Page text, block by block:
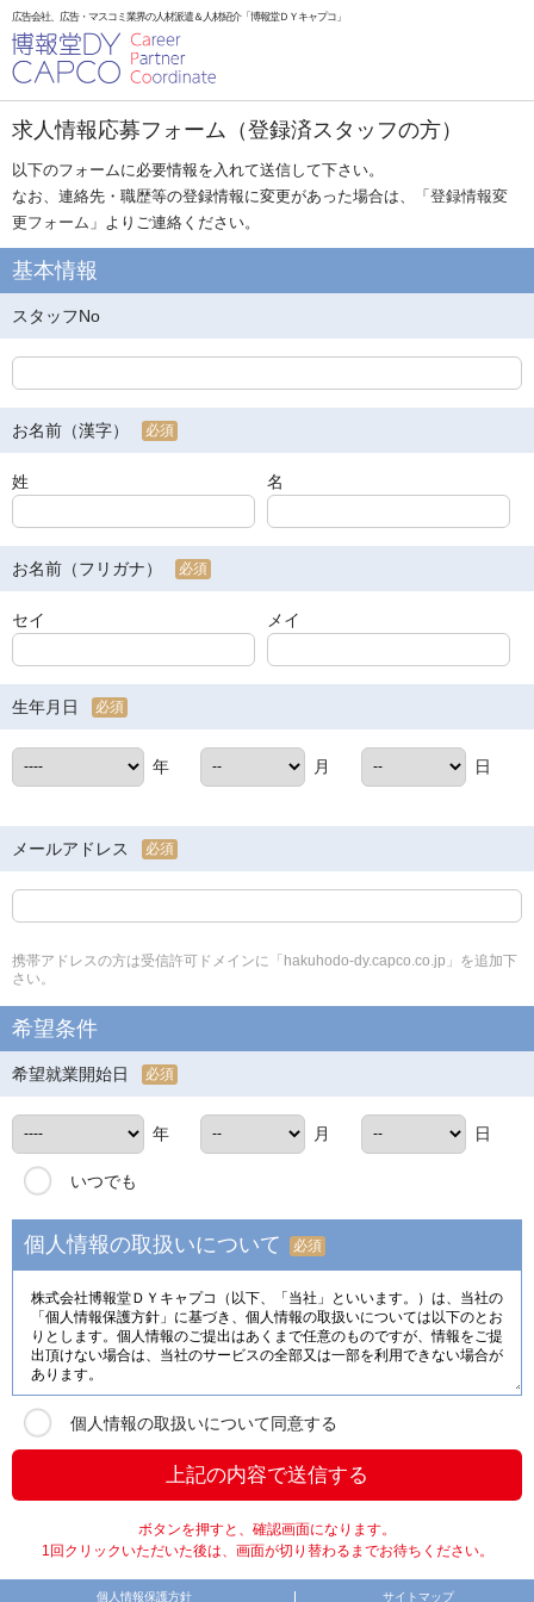
広告会社、広告・マスコミ業界の人材派遣＆人材紹介「博報堂ＤＹキャプコ」
求人情報応募フォーム（登録済スタッフの方）
以下のフォームに必要情報を入れて送信して下さい。
なお、連絡先・職歴等の登録情報に変更があった場合は、「登録情報変
更フォーム 」よりご連絡ください。
基本情報
スタッフNo
お名前（漢字） 必須
姓 名
お名前（フリガナ） 必須
セイ メイ
生年月日 必須
年 月 日
メールアドレス 必須
携帯アドレスの方は受信許可ドメインに「hakuhodo-dy.capco.co.jp」を追加下
さい。
希望条件
希望就業開始日 必須
年 月 日
いつでも
個人情報の取扱いについて 必須
個人情報の取扱いについて同意する
ボタンを押すと、確認画面になります。
1回クリックいただいた後は、画面が切り替わるまでお待ちください。
個人情報保護方針 サイトマップ